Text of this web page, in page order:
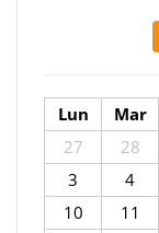
Lun Mar
27
28
3
4
10
11